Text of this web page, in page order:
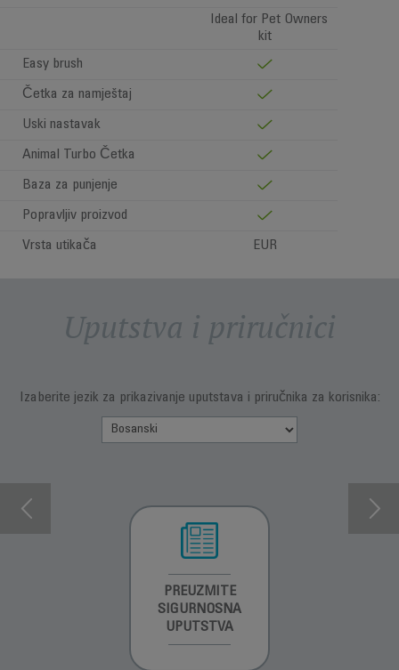
Ideal for Pet Owners
kit
Easy brush
Četka za namještaj
Uski nastavak
Animal Turbo Četka
Baza za punjenje
Popravljiv proizvod
Vrsta utikača EUR
Uputstva i priručnici
Izaberite jezik za prikazivanje uputstava i priručnika za korisnika:
PREUZMITE
SIGURNOSNA
UPUTSTVA